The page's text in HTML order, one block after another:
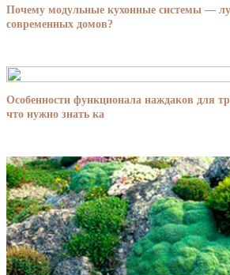
Почему модульные кухонные системы —
современных домов?
Особенности функционала наждаков для
что нужно знать ка